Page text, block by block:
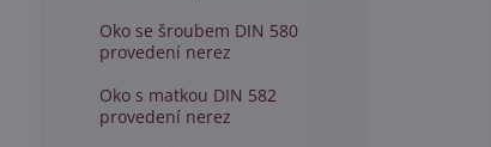
Oko se šroubem DIN 580
provedení nerez
Oko s matkou DIN 582
provedení nerez